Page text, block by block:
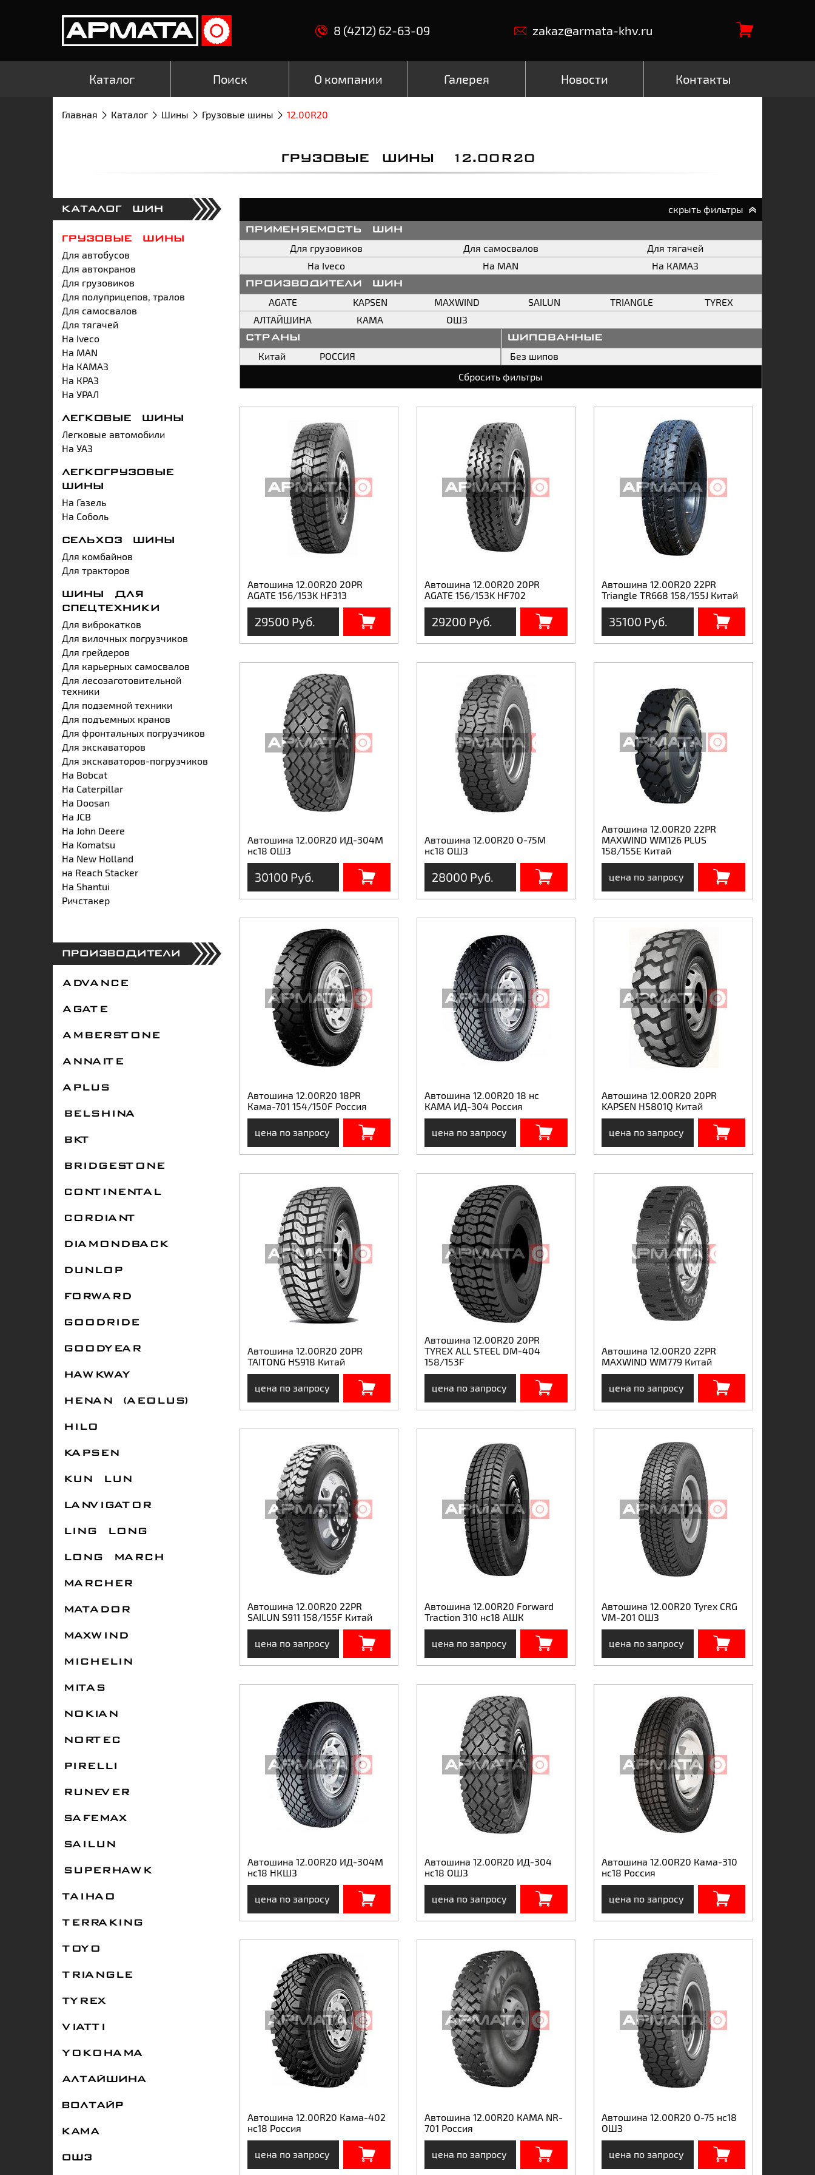
8 (4212) 62-63-09 zakaz@armata-khv.ru
Каталог Поиск О компании Галерея Новости Контакты
Главная Каталог Шины Грузовые шины 12.00R20
ГРУЗОВЫЕ ШИНЫ 12.00R20
КАТАЛОГ ШИН
ГРУЗОВЫЕ ШИНЫ
Для автобусов
Для автокранов
Для грузовиков
Для полуприцепов, тралов
Для самосвалов
Для тягачей
На Iveco
На MAN
На КАМАЗ
На КРАЗ
На УРАЛ
ЛЕГКОВЫЕ ШИНЫ
Легковые автомобили
На УАЗ
ЛЕГКОГРУЗОВЫЕ
ШИНЫ
На Газель
На Соболь
СЕЛЬХОЗ ШИНЫ
Для комбайнов
Для тракторов
ШИНЫ ДЛЯ
СПЕЦТЕХНИКИ
Для виброкатков
Для вилочных погрузчиков
Для грейдеров
Для карьерных самосвалов
Для лесозаготовительной
техники
Для подземной техники
Для подъемных кранов
Для фронтальных погрузчиков
Для экскаваторов
Для экскаваторов-погрузчиков
На Bobcat
На Caterpillar
На Doosan
На JCB
На John Deere
На Komatsu
На New Holland
на Reach Stacker
На Shantui
Ричстакер
ПРОИЗВОДИТЕЛИ
ADVANCE
AGATE
AMBERSTONE
ANNAITE
APLUS
BELSHINA
BKT
BRIDGESTONE
CONTINENTAL
CORDIANT
DIAMONDBACK
DUNLOP
FORWARD
GOODRIDE
GOODYEAR
HAWKWAY
HENAN (AEOLUS)
HILO
KAPSEN
KUN LUN
LANVIGATOR
LING LONG
LONG MARCH
MARCHER
MATADOR
MAXWIND
MICHELIN
MITAS
NOKIAN
NORTEC
PIRELLI
RUNEVER
SAFEMAX
SAILUN
SUPERHAWK
TAIHAO
TERRAKING
TOYO
TRIANGLE
TYREX
VIATTI
YOKOHAMA
АЛТАЙШИНА
ВОЛТАЙР
КАМА
ОШЗ
скрыть фильтры
применяемость шин
Для грузовиков Для самосвалов
Для тягачей
На Iveco
На MAN На КАМАЗ
производители шин
AGATE KAPSEN MAXWIND SAILUN TRIANGLE
TYREX
АЛТАЙШИНА
КАМА ОШЗ
страны
Китай РОССИЯ
шипованные
Без шипов
Сбросить фильтры
Автошина 12.00R20 20PR
AGATE 156/153K HF313
29500 Руб.
Автошина 12.00R20 20PR
AGATE 156/153K HF702
29200 Руб.
Автошина 12.00R20 22PR
Triangle TR668 158/155J Китай
35100 Руб.
Автошина 12.00R20 ИД-304М
нс18 ОШЗ
30100 Руб.
Автошина 12.00R20 О-75М
нс18 ОШЗ
28000 Руб.
Автошина 12.00R20 22PR
MAXWIND WM126 PLUS
158/155E Китай
цена по запросу
Автошина 12.00R20 18PR
Кама-701 154/150F Россия
цена по запросу
Автошина 12.00R20 18 нс
КАМА ИД-304 Россия
цена по запросу
Автошина 12.00R20 20PR
KAPSEN HS801Q Китай
цена по запросу
Автошина 12.00R20 20PR
TAITONG HS918 Китай
цена по запросу
Автошина 12.00R20 20PR
TYREX ALL STEEL DM-404
158/153F
цена по запросу
Автошина 12.00R20 22PR
MAXWIND WM779 Китай
цена по запросу
Автошина 12.00R20 22PR
SAILUN S911 158/155F Китай
цена по запросу
Автошина 12.00R20 Forward
Traction 310 нс18 АШК
цена по запросу
Автошина 12.00R20 Tyrex CRG
VM-201 ОШЗ
цена по запросу
Автошина 12.00R20 ИД-304М
нс18 НКШЗ
цена по запросу
Автошина 12.00R20 ИД-304
нс18 ОШЗ
цена по запросу
Автошина 12.00R20 Кама-310
нс18 Россия
цена по запросу
Автошина 12.00R20 Кама-402
нс18 Россия
цена по запросу
Автошина 12.00R20 КАМА NR-
701 Россия
цена по запросу
Автошина 12.00R20 О-75 нс18
ОШЗ
цена по запросу